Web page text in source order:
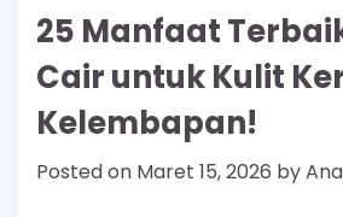
25 Manfaat
Cair untuk Kulit
Kelembapan!
Posted on Maret 15, 2026 by